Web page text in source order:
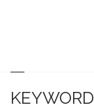
KEYWORD